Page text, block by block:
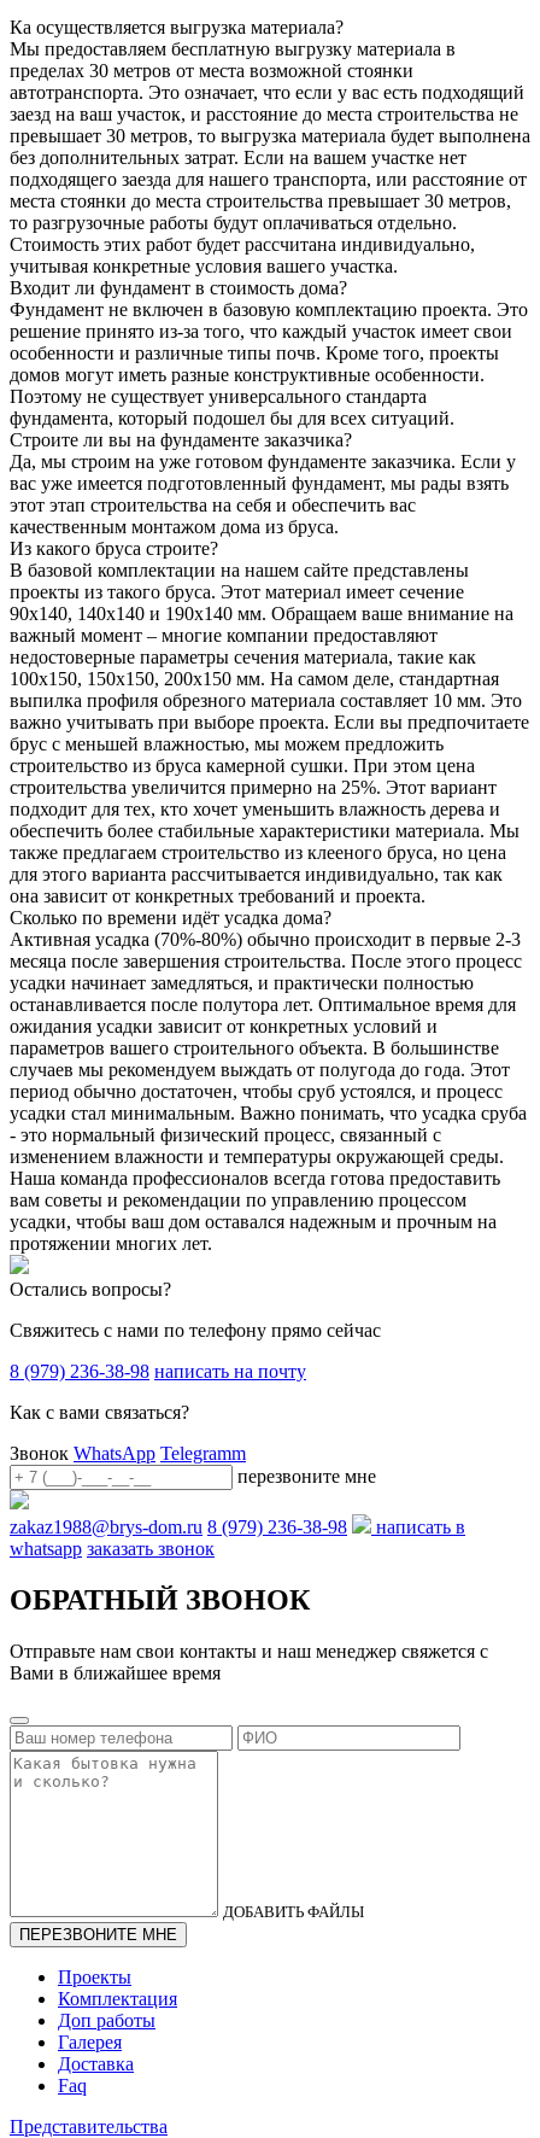
Ка осуществляется выгрузка материала?
Мы предоставляем бесплатную выгрузку материала в
пределах 30 метров от места возможной стоянки
автотранспорта. Это означает, что если у вас есть подходящий
заезд на ваш участок, и расстояние до места строительства не
превышает 30 метров, то выгрузка материала будет выполнена
без дополнительных затрат. Если на вашем участке нет
подходящего заезда для нашего транспорта, или расстояние от
места стоянки до места строительства превышает 30 метров,
то разгрузочные работы будут оплачиваться отдельно.
Стоимость этих работ будет рассчитана индивидуально,
учитывая конкретные условия вашего участка.
Входит ли фундамент в стоимость дома?
Фундамент не включен в базовую комплектацию проекта. Это
решение принято из-за того, что каждый участок имеет свои
особенности и различные типы почв. Кроме того, проекты
домов могут иметь разные конструктивные особенности.
Поэтому не существует универсального стандарта
фундамента, который подошел бы для всех ситуаций.
Строите ли вы на фундаменте заказчика?
Да, мы строим на уже готовом фундаменте заказчика. Если у
вас уже имеется подготовленный фундамент, мы рады взять
этот этап строительства на себя и обеспечить вас
качественным монтажом дома из бруса.
Из какого бруса строите?
В базовой комплектации на нашем сайте представлены
проекты из такого бруса. Этот материал имеет сечение
90x140, 140x140 и 190x140 мм. Обращаем ваше внимание на
важный момент – многие компании предоставляют
недостоверные параметры сечения материала, такие как
100x150, 150x150, 200x150 мм. На самом деле, стандартная
выпилка профиля обрезного материала составляет 10 мм. Это
важно учитывать при выборе проекта. Если вы предпочитаете
брус с меньшей влажностью, мы можем предложить
строительство из бруса камерной сушки. При этом цена
строительства увеличится примерно на 25%. Этот вариант
подходит для тех, кто хочет уменьшить влажность дерева и
обеспечить более стабильные характеристики материала. Мы
также предлагаем строительство из клееного бруса, но цена
для этого варианта рассчитывается индивидуально, так как
она зависит от конкретных требований и проекта.
Сколько по времени идёт усадка дома?
Активная усадка (70%-80%) обычно происходит в первые 2-3
месяца после завершения строительства. После этого процесс
усадки начинает замедляться, и практически полностью
останавливается после полутора лет. Оптимальное время для
ожидания усадки зависит от конкретных условий и
параметров вашего строительного объекта. В большинстве
случаев мы рекомендуем выждать от полугода до года. Этот
период обычно достаточен, чтобы сруб устоялся, и процесс
усадки стал минимальным. Важно понимать, что усадка сруба
- это нормальный физический процесс, связанный с
изменением влажности и температуры окружающей среды.
Наша команда профессионалов всегда готова предоставить
вам советы и рекомендации по управлению процессом
усадки, чтобы ваш дом оставался надежным и прочным на
протяжении многих лет.
Остались вопросы?
Свяжитесь с нами по телефону прямо сейчас
8 (979) 236-38-98 написать на почту
Как с вами связаться?
Звонок WhatsApp Telegramm
перезвоните мне
zakaz1988@brys-dom.ru 8 (979) 236-38-98
написать в
whatsapp заказать звонок
ОБРАТНЫЙ ЗВОНОК
Отправьте нам свои контакты и наш менеджер свяжется с
Вами в ближайшее время
ДОБАВИТЬ ФАЙЛЫ
Проекты
Комплектация
Доп работы
Галерея
Доставка
Faq
Представительства